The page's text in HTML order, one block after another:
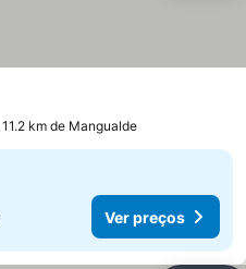
km de Mangualde
Ver preços